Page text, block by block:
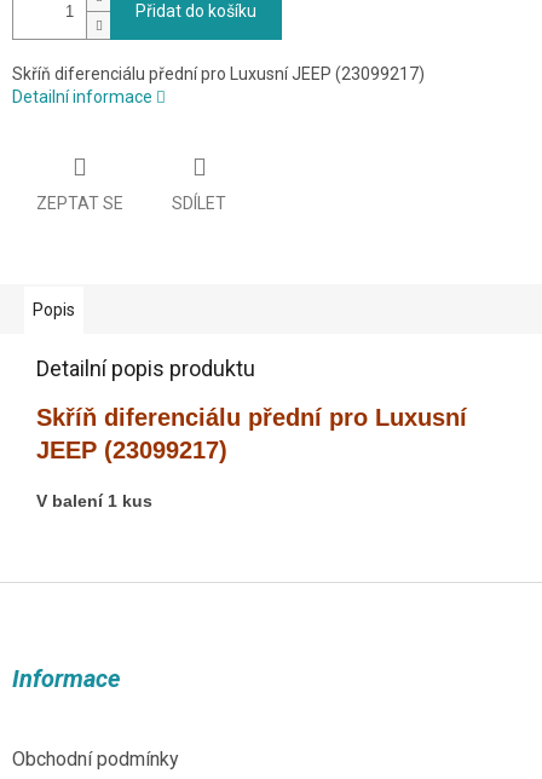
Přidat do košíku
Skříň diferenciálu přední pro Luxusní JEEP (23099217)
Detailní informace
ZEPTAT SE SDÍLET
Popis
Detailní popis produktu
Skříň diferenciálu přední pro Luxusní
JEEP (23099217)
V balení 1 kus
Informace
Obchodní podmínky